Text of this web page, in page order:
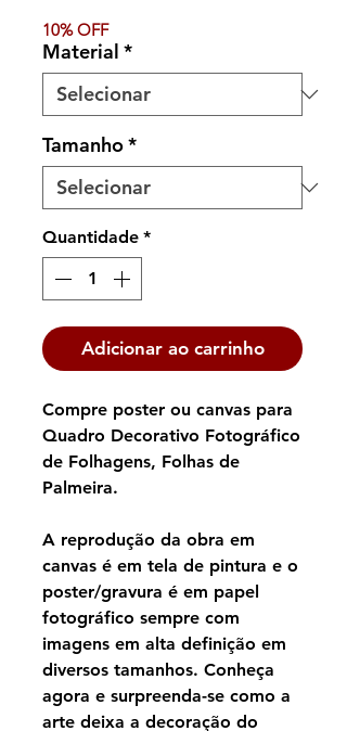
10% OFF
Material *
Tamanho*
Quantidade *
Adicionar ao carrinho
Compre poster ou canvas para
Quadro Decorativo Fotográfico
de Folhagens, Folhas de
Palmeira.
A reprodução da obra em
canvas é em tela de pintura e o
poster/gravura é em papel
fotográfico sempre com
imagens em alta definição em
diversos tamanhos. Conheça
agora e surpreenda-se como a
arte deixa a decoração do